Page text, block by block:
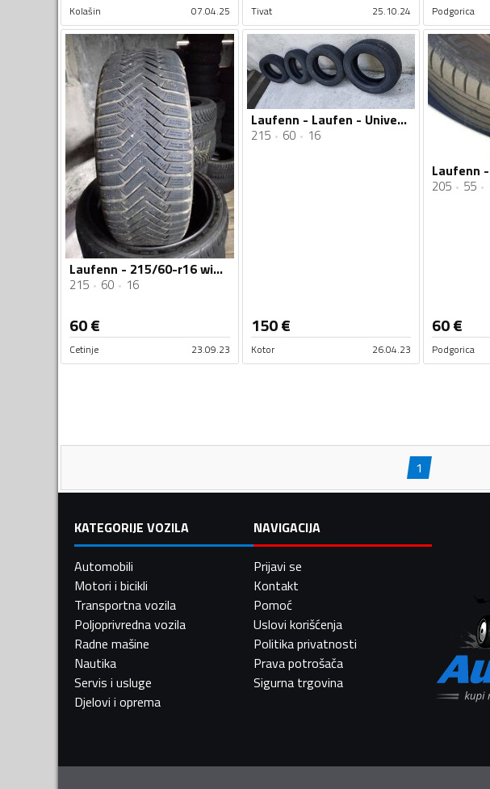
Kolašin 07.04.25 Tivat 25.10.24 Podgorica
Laufenn - 215/60-r16 winter - Zimska guma
215 60 16
60€
Cetinje 23.09.23
Laufenn - Laufen - Univerzalna guma
215 60 16
150€
Kotor 26.04.23
205 55
60€
Podgorica
1
KATEGORIJE VOZILA
Automobili
Motori i bicikli
Transportna vozila
Poljoprivredna vozila
Radne mašine
Nautika
Servis i usluge
Djelovi i oprema
NAVIGACIJA
Prijavi se
Kontakt
Pomoć
Uslovi korišćenja
Politika privatnosti
Prava potrošača
Sigurna trgovina